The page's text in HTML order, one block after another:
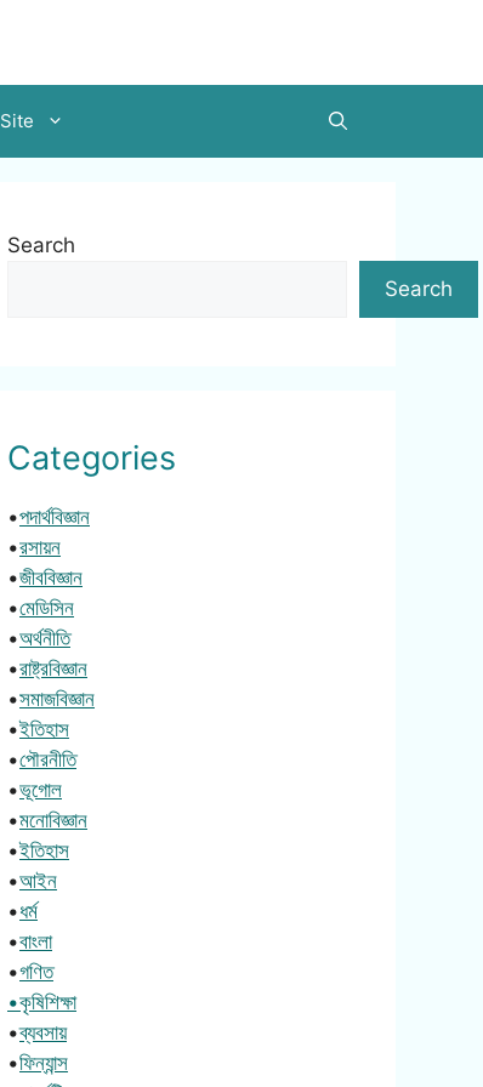
Site
Search
Search
Categories
•পদার্থবিজ্ঞান
•রসায়ন
•জীববিজ্ঞান
•মেডিসিন
•অর্থনীতি
•রাষ্ট্রবিজ্ঞান
•সমাজবিজ্ঞান
•ইতিহাস
•পৌরনীতি
•ভূগোল
•মনোবিজ্ঞান
•ইতিহাস
•আইন
•ধর্ম
•বাংলা
•গণিত
•কৃষিশিক্ষা
•ব্যবসায়
•ফিন্যান্স